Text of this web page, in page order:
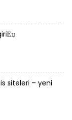
siteleri – yeni